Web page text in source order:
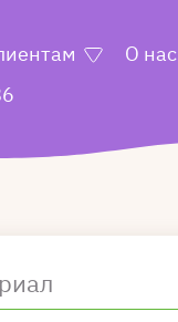
О нас